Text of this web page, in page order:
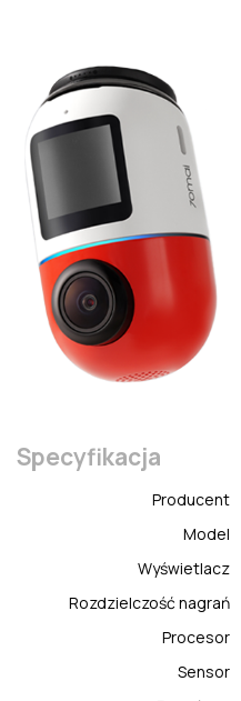
Specyfikacja
Producent
Model
Wyświetlacz
Rozdzielczość nagrań
Procesor
Sensor